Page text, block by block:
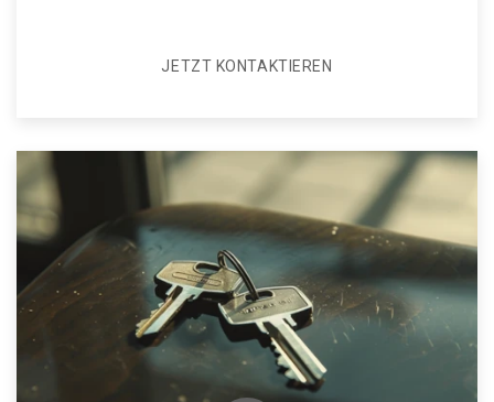
JETZT KONTAKTIEREN